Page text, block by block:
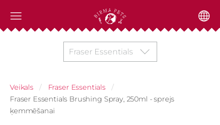
Fraser Essentials
Veikals
Fraser Essentials
Fraser Essentials Brushing Spray, 250ml - sprejs
ķemmēšanai